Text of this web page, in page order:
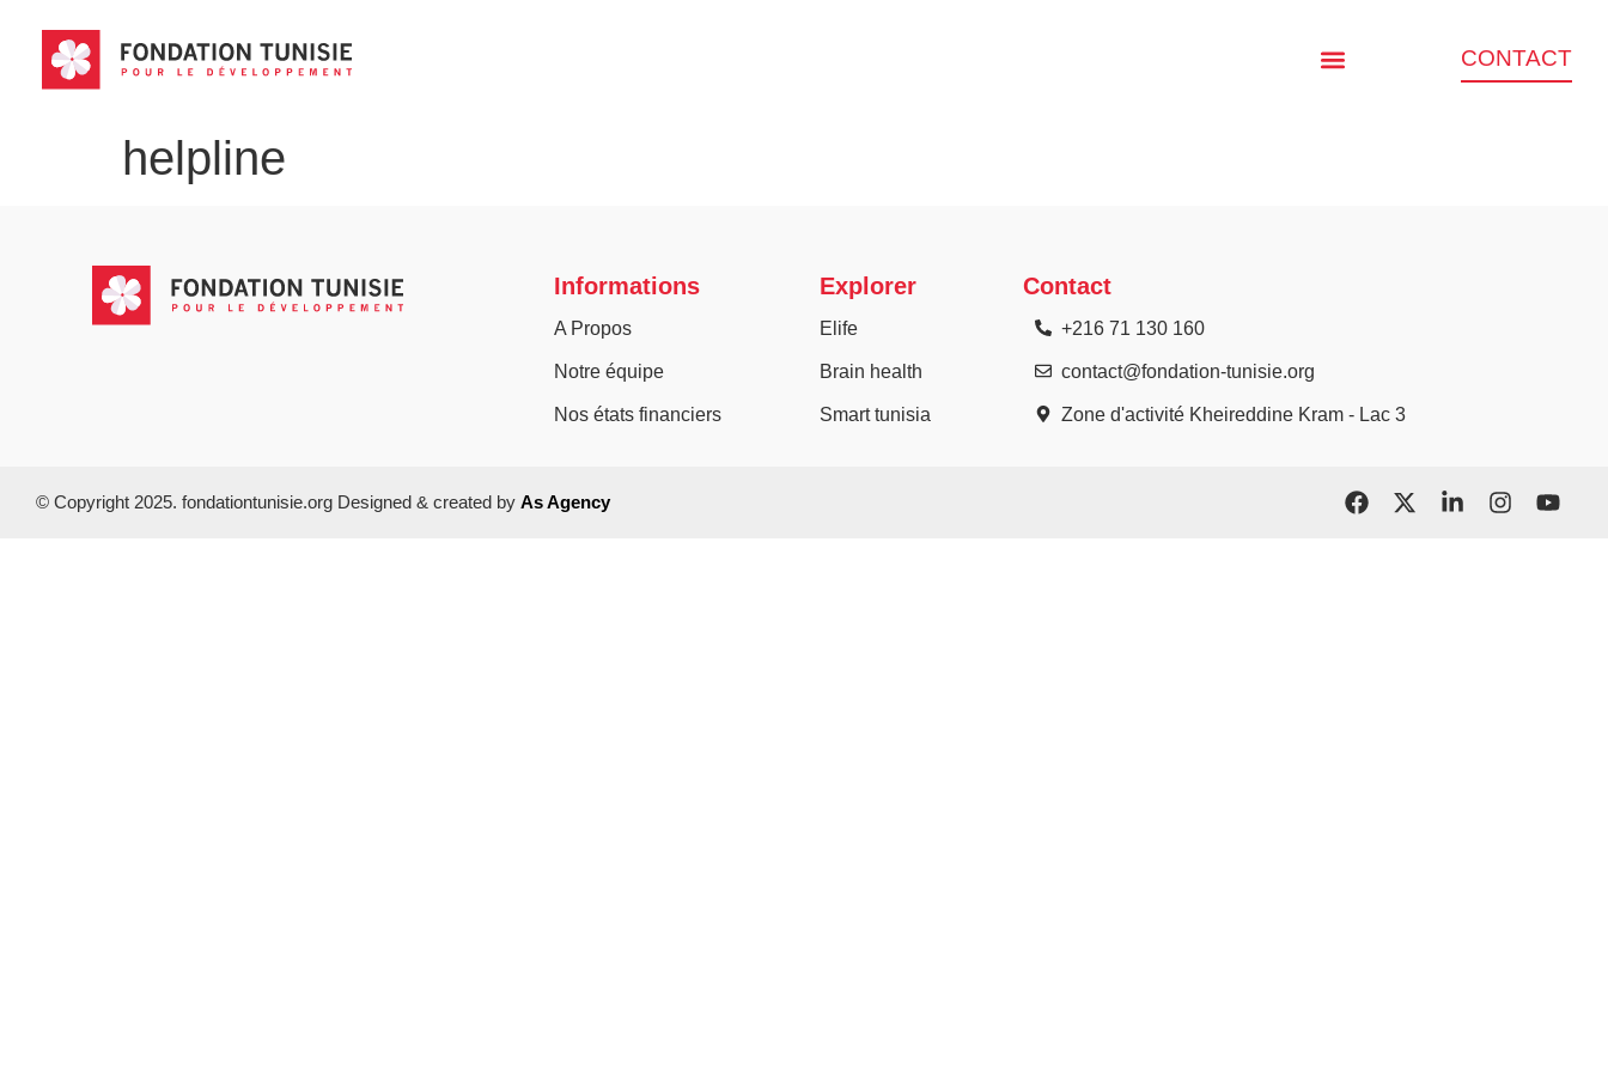
CONTACT
helpline
Informations
A Propos
Notre équipe
Nos états financiers
Explorer
Elife
Brain health
Smart tunisia
Contact
+216 71 130 160
contact@fondation-tunisie.org
Zone d'activité Kheireddine Kram - Lac 3
© Copyright 2025. fondationtunisie.org Designed & created by As Agency​